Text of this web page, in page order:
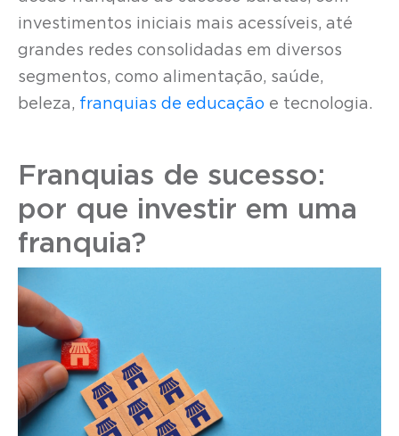
investimentos iniciais mais acessíveis, até
grandes redes consolidadas em diversos
segmentos, como alimentação, saúde,
beleza, franquias de educação e tecnologia.
Franquias de sucesso:
por que investir em uma
franquia?